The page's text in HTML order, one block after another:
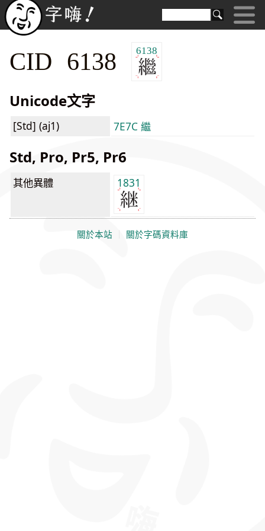
CID 6138 6138
Unicode文字
[Std] (aj1) 7E7C 繼
Std, Pro, Pr5, Pr6
其他異體 1831
關於本站 關於字碼資料庫